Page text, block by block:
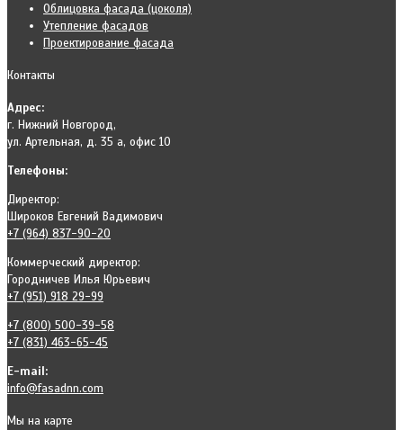
Облицовка фасада (цоколя)
Утепление фасадов
Проектирование фасада
Контакты
Адрес:
г. Нижний Новгород,
ул. Артельная, д. 35 а, офис 10
Телефоны:
Директор:
Широков Евгений Вадимович
+7 (964) 837-90-20
Коммерческий директор:
Городничев Илья Юрьевич
+7 (951) 918 29-99
+7 (800) 500-39-58
+7 (831) 463-65-45
E-mail:
info@fasadnn.com
Мы на карте